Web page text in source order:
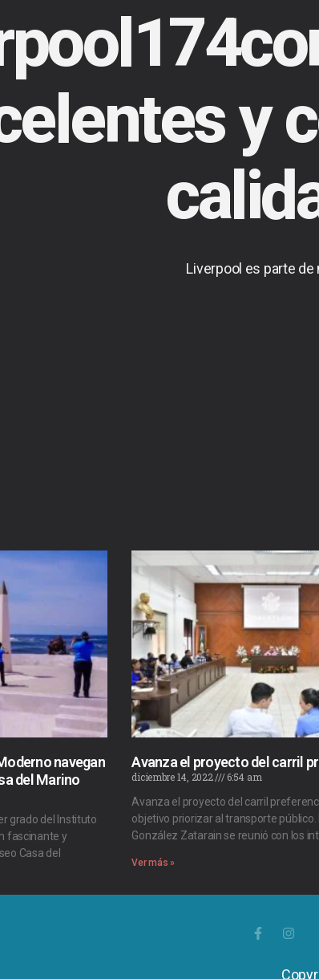
y
Liverpool es parte de
navegan
del Marino
grado del Instituto
fascinante y
Casa del
Avanza el proyecto del carril
diciembre 14, 2022
6:54 am
Avanza el proyecto del carril
objetivo priorizar al transporte público.
González Zatarain se reunió con los
Ver más »